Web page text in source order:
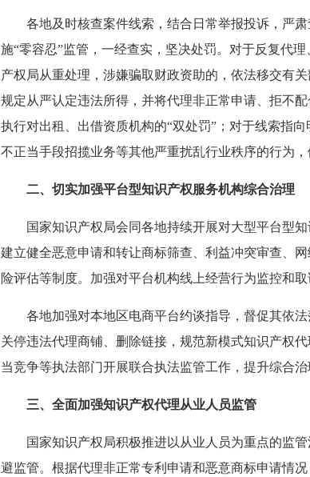
各地及时核查案件线索，结合日常举报投诉，严
施“零容忍”监管，一经查实，坚决处罚。对于反复代
产权局从重处理，涉嫌骗取财政资助的，依法移交有
规定从严认定违法所得，并将代理非正常申请、拒不
执行对出租、出借资质机构的“双处罚”；对于线索指
不正当手段招揽业务等其他严重扰乱行业秩序的行为
二、切实加强平台型知识产权服务机构综合治理
国家知识产权局会同各地持续开展对大型平台型
建立健全恶意申请和转让商标筛查、利益冲突审查、
险评估等制度。加强对平台机构线上经营行为监控和
各地加强对本地区电商平台约谈指导，督促其依
关停违法代理商铺、删除链接，规范新模式知识产权
当竞争等执法部门开展联合执法监管工作，提升综合治
三、全面加强知识产权代理从业人员监管
国家知识产权局积极推进以从业人员为重点的监
避监管。根据代理非正常专利申请和恶意商标申请情